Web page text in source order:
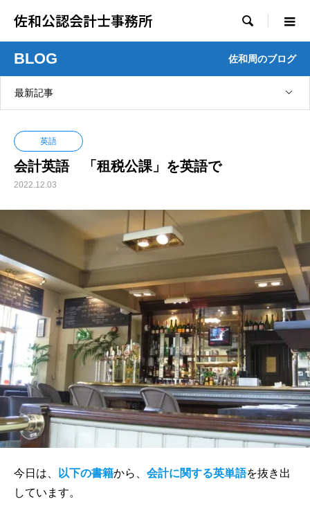
佐和公認会計士事務所 
BLOG 佐和周のブログ
最新記事
英語
会計英語 「租税公課」を英語で
2022.12.03
今日は、 以下の書籍から、 会計に関する英単語を抜き出
しています。